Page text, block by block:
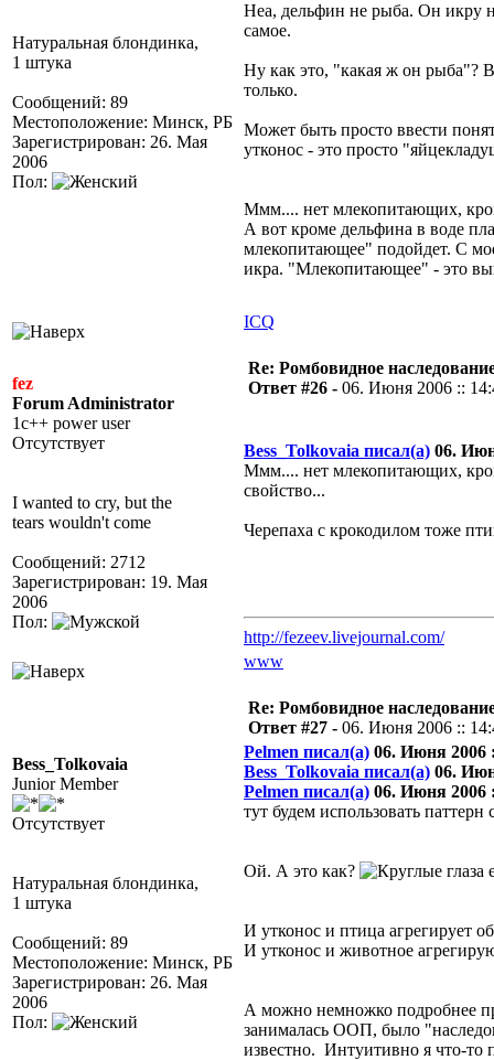
Натуральная блондинка,
1 штука
Сообщений: 89
Местоположение: Минск, РБ
Зарегистрирован: 26. Мая
2006
Пол:
Неа, дельфин не рыба. Он икру
самое.
Ну как это, "какая ж он рыба"?
только.
Может быть просто ввести
утконос - это просто
Ммм.... нет млекопитающих,
А вот кроме дельфина в воде
млекопитающее" подойдет. С
икра. "Млекопитающее" - это
ICQ
fez
Forum Administrator
1c++ power user
Отсутствует
I wanted to cry, but the
tears wouldn't come
Сообщений: 2712
Зарегистрирован: 19. Мая
2006
Пол:
Re: Ромбовидное
Ответ #26 - 06. Июня 2006 ::
Bess_Tolkovaia писал(а) 06.
Ммм.... нет млекопитающих,
свойство...
Черепаха с крокодилом тоже
http://fezeev.livejournal.com/
www
Bess_Tolkovaia
Junior Member
Отсутствует
Натуральная блондинка,
1 штука
Сообщений: 89
Местоположение: Минск, РБ
Зарегистрирован: 26. Мая
2006
Пол:
Re: Ромбовидное
Ответ #27 - 06. Июня 2006 ::
Pelmen писал(а) 06. Июня 2006
Bess_Tolkovaia писал(а) 06.
Pelmen писал(а) 06. Июня 2006
тут будем использовать паттерн
Ой. А это как?
И утконос и птица агрегирует
И утконос и животное
А можно немножко подробнее
занималась ООП, было
известно. Интуитивно я что-то